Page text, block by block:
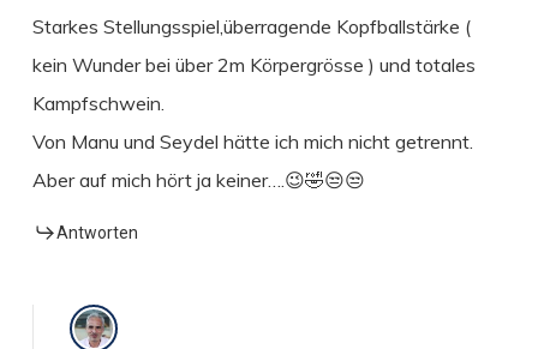
Starkes Stellungsspiel,überragende Kopfballstärke (
kein Wunder bei über 2m Körpergrösse ) und totales
Kampfschwein.
Von Manu und Seydel hätte ich mich nicht getrennt.
Aber auf mich hört ja keiner….😉🤣😒😒
Antworten